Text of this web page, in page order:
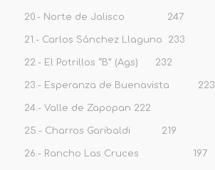
20.- Norte de Jalisco 247
21.- Carlos Sánchez Llaguno 233
22.- El Potrillos “B” (Ags) 232
23.- Esperanza de Buenavista 223
24.- Valle de Zapopan 222
25.- Charros Garibaldi 219
26.- Rancho Las Cruces 197